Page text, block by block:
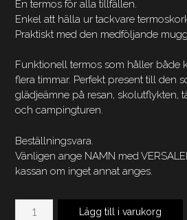
En termos för alla tillfällen.
Enkel att hälla ur tackvare
Praktiskt med den medföljande
Funktionell termos som håller både
flera timmar. Perfekt present till den
glädjeämne på resan, skolutflykten,
och campingturen.
Beställningsvara.
Vänligen ange NAMN med
kassan om inget annat anges.
Bowlare
Lägg till i varukorg